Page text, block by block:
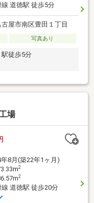
道徳駅 徒歩5分
屋市南区豊田１丁目
写真あり
徒歩5分
場
年8月(築22年1ヶ月)
2
2
道徳駅 徒歩20分